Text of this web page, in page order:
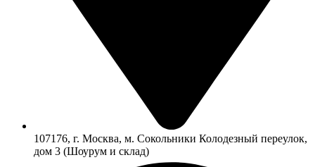
107176, г. Москва, м. Сокольники Колодезный переулок,
дом 3 (Шоурум и склад)